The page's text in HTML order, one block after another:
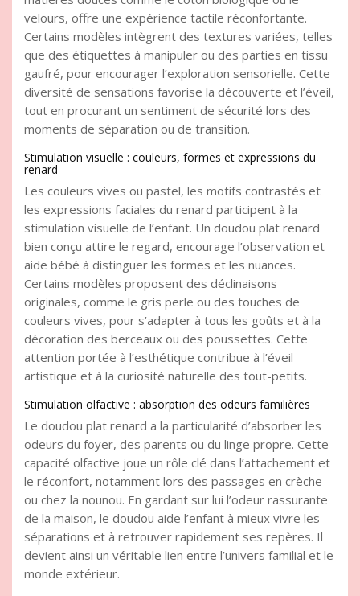
velours, offre une expérience tactile réconfortante.
Certains modèles intègrent des textures variées, telles
que des étiquettes à manipuler ou des parties en tissu
gaufré, pour encourager l’exploration sensorielle. Cette
diversité de sensations favorise la découverte et l’éveil,
tout en procurant un sentiment de sécurité lors des
moments de séparation ou de transition.
Stimulation visuelle : couleurs, formes et expressions du
renard
Les couleurs vives ou pastel, les motifs contrastés et
les expressions faciales du renard participent à la
stimulation visuelle de l’enfant. Un doudou plat renard
bien conçu attire le regard, encourage l’observation et
aide bébé à distinguer les formes et les nuances.
Certains modèles proposent des déclinaisons
originales, comme le gris perle ou des touches de
couleurs vives, pour s’adapter à tous les goûts et à la
décoration des berceaux ou des poussettes. Cette
attention portée à l’esthétique contribue à l’éveil
artistique et à la curiosité naturelle des tout-petits.
Stimulation olfactive : absorption des odeurs familières
Le doudou plat renard a la particularité d’absorber les
odeurs du foyer, des parents ou du linge propre. Cette
capacité olfactive joue un rôle clé dans l’attachement et
le réconfort, notamment lors des passages en crèche
ou chez la nounou. En gardant sur lui l’odeur rassurante
de la maison, le doudou aide l’enfant à mieux vivre les
séparations et à retrouver rapidement ses repères. Il
devient ainsi un véritable lien entre l’univers familial et le
monde extérieur.